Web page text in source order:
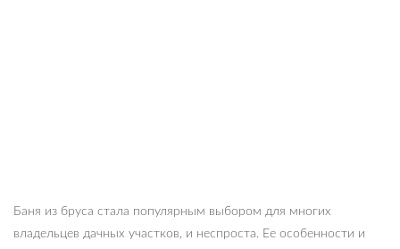
Баня из бруса стала популярным выбором для многих
владельцев дачных участков, и неспроста. Ее особенности и